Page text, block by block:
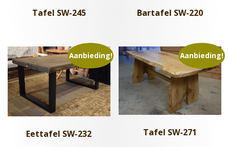
Tafel SW-245 Bartafel SW-220
Aanbieding!
Eettafel SW-232
Aanbieding!
Tafel SW-271